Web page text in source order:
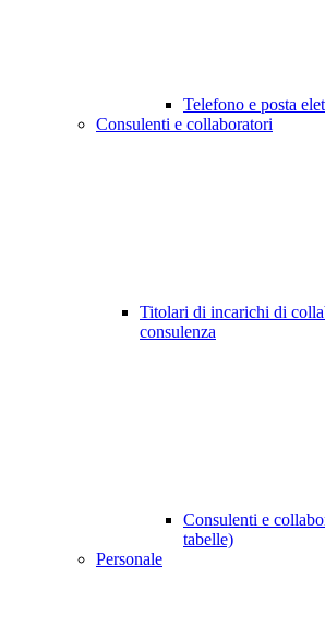
Telefono e posta
Consulenti e collaboratori
Titolari di incarichi di
consulenza
Consulenti e
tabelle)
Personale